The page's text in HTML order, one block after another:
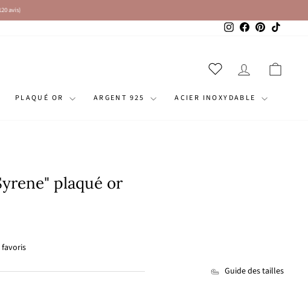
InstagramFacebook
Pinterest
SE
PLAQUÉ OR ARGENT 925 ACIER INOXYDABLE
plaqué or
Guide des tailles